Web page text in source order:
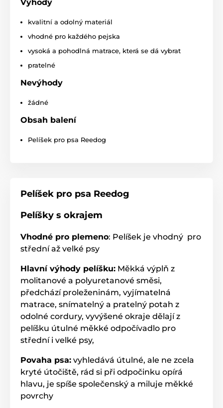
Produkt je zařazen v kategoriích
Pelíšky a boudy Pelíšky
Pro malé psy
Pro velké psy
Výhody
kvalitní a odolný materiál
vhodné pro každého pejska
vysoká a pohodlná matrace, která se dá vybrat
pratelné
Nevýhody
žádné
Obsah balení
Pelíšek pro psa Reedog
Pelíšek pro psa Reedog
Pelíšky s okrajem
Vhodné pro plemeno: Pelíšek je vhodný pro
střední až velké psy
Hlavní výhody pelíšku: Měkká výplň z
molitanové a polyuretanové směsi,
předchází proleženinám, vyjímatelná
matrace, snímatelný a pratelný potah z
odolné cordury, vyvýšené okraje dělají z
pelíšku útulné měkké odpočívadlo pro
střední i velké psy,
Povaha psa: vyhledává útulné, ale ne zcela
kryté útočiště, rád si při odpočinku opírá
hlavu, je spíše společenský a miluje měkké
povrchy